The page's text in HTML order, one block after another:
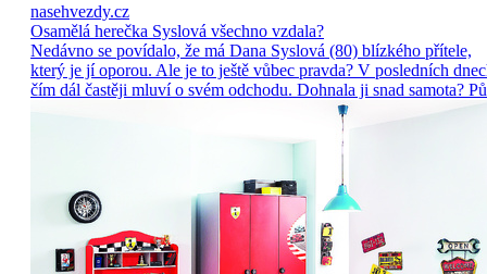
nasehvezdy.cz
Osamělá herečka Syslová všechno vzdala?
Nedávno se povídalo, že má Dana Syslová (80) blízkého přítele,
který je jí oporou. Ale je to ještě vůbec pravda? V posledních
čím dál častěji mluví o svém odchodu. Dohnala ji snad samota?